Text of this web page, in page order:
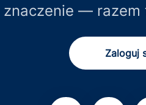
—
Zaloguj